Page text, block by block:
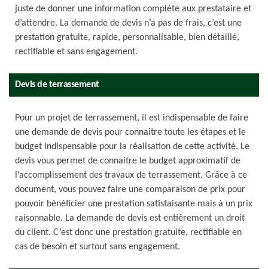
juste de donner une information complète aux prestataire et
d’attendre. La demande de devis n’a pas de frais, c’est une
prestation gratuite, rapide, personnalisable, bien détaillé,
rectifiable et sans engagement.
Devis de terrassement
Pour un projet de terrassement, il est indispensable de faire
une demande de devis pour connaitre toute les étapes et le
budget indispensable pour la réalisation de cette activité. Le
devis vous permet de connaitre le budget approximatif de
l’accomplissement des travaux de terrassement. Grâce à ce
document, vous pouvez faire une comparaison de prix pour
pouvoir bénéficier une prestation satisfaisante mais à un prix
raisonnable. La demande de devis est entièrement un droit
du client. C’est donc une prestation gratuite, rectifiable en
cas de besoin et surtout sans engagement.